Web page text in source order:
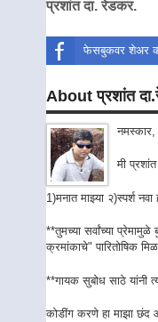
प्रशांत दा. रेडकर.
फेसबुकवर शेअर
About प्रशांत
नमस्कार,
मी
1)मनात माझ्या २)स्पर्श
**तुमच्या सर्वांच्या
क्रमांकाचे" पारितोषिक
**गायक सुबोध साठे यांनी
कोडींग करणे हा माझा छंद